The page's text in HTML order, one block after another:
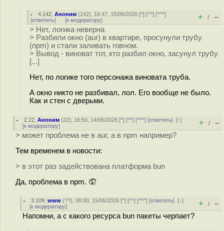
4.142 ,Аноним (142), 16:47, 15/06/2026 [^] [^^] [^^^]
[ответить] [к модератору] + / –
> Нет, логика неверна
> Разбили окно (aur) в квартире, просунули трубу
(npm) и стали заливать говном.
> Вывод - виноват тот, кто разбил окно, засунул трубу
[...]
Нет, по логике того персонажа виновата труба.
А окно никто не разбивал, лол. Его вообще не было.
Как и стен с дверьми.
2.22 ,Аноним (22), 16:50, 14/06/2026 [^] [^^] [^^^] [ответить][↑]
[к модератору] + / –
> может проблема не в aur, а в npm например?
Тем временем в новости:
> в этот раз задействована платформа bun
Да, проблема в npm. 🤦
3.109 ,www (??), 08:00, 15/06/2026 [^] [^^] [^^^] [ответить][↓]
[к модератору] + / –
Напомни, а с какого ресурса bun пакеты черпает?